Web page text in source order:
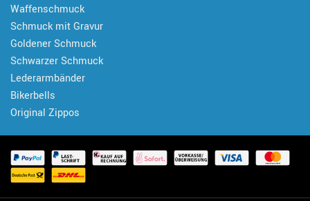
Waffenschmuck
Schmuck mit Gravur
Goldener Schmuck
Schwarzer Schmuck
Lederarmbänder
Bikerbells
Original Zippos